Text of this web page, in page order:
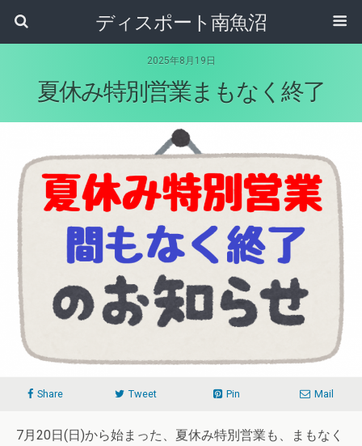
ディスポート南魚沼
2025年8月19日
夏休み特別営業まもなく終了
Share Tweet Pin Mail
7月20日(日)から始まった、夏休み特別営業も、まもなく